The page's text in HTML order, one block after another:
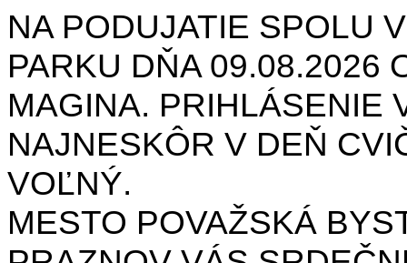
NA PODUJATIE SPOLU
PARKU DŇA 09.08.2026
MAGINA. PRIHLÁSENIE
NAJNESKÔR V DEŇ
VOĽNÝ.
MESTO POVAŽSKÁ